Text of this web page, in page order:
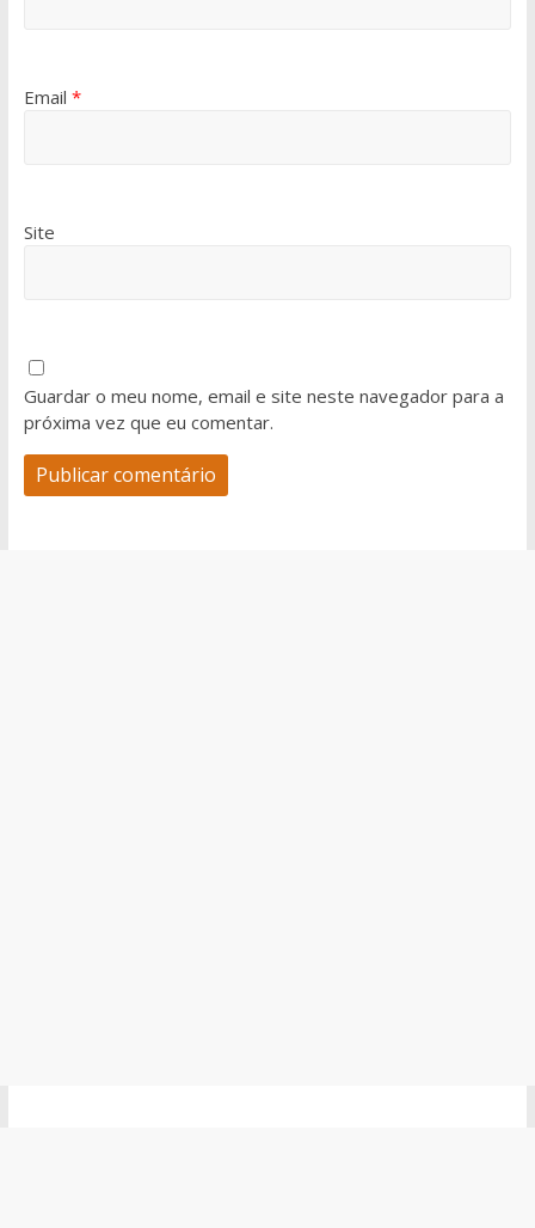
Email *
Site
Guardar o meu nome, email e site neste navegador para a
próxima vez que eu comentar.